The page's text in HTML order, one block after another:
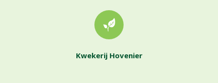
Kwekerij Hovenier